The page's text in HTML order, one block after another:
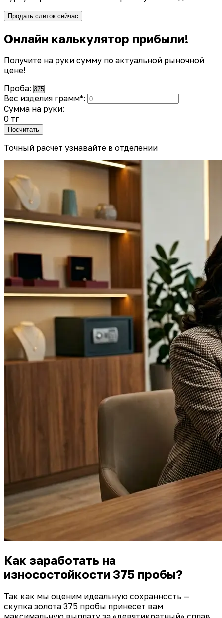
Продать слиток сейчас
Онлайн калькулятор прибыли!
Получите на руки сумму по актуальной рыночной
цене!
Проба:
Вес изделия грамм*:
Сумма на руки:
0 тг
Посчитать
Точный расчет узнавайте в отделении
Как заработать на
износостойкости 375 пробы?
Так как мы оценим идеальную сохранность —
скупка золота 375 пробы принесет вам
максимальную выплату за «девятикратный» сплав.